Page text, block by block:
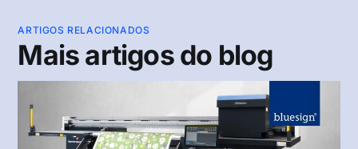
ARTIGOS RELACIONADOS
Mais artigos do blog